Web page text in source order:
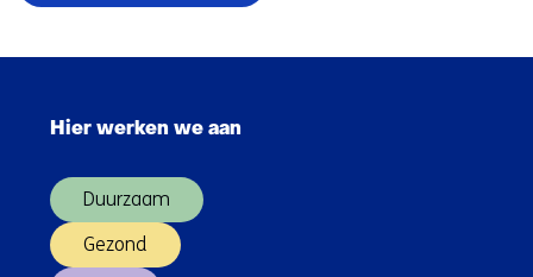
Hier werken we aan
Duurzaam
Gezond